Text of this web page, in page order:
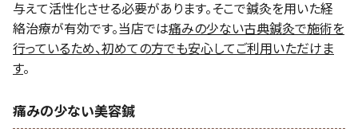
与えて活性化させる必要があります。そこで鍼灸を用いた経
絡治療が有効です。当店では痛みの少ない古典鍼灸で施術を
行っているため、初めての方でも安心してご利用いただけま
す。
痛みの少ない美容鍼